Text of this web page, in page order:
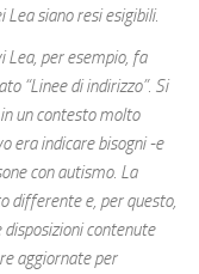
siano resi esigibili.
Lea, per esempio, fa
“Linee di indirizzo”. Si
un contesto molto
era indicare bisogni -e
con autismo. La
differente e, per questo,
contenute
aggiornate per